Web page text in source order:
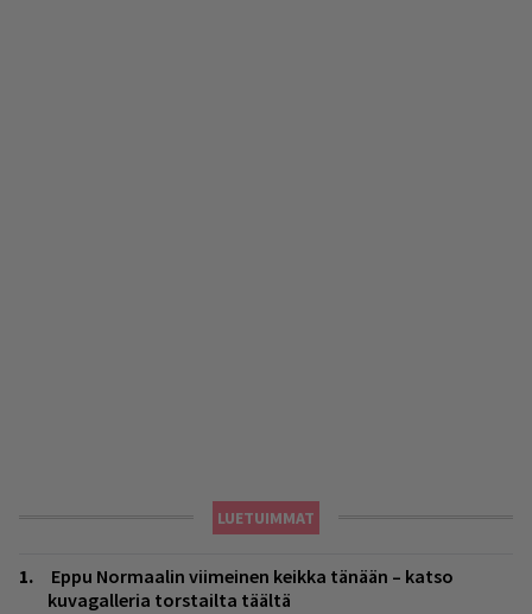
LUETUIMMAT
Eppu Normaalin viimeinen keikka tänään – katso
kuvagalleria torstailta täältä